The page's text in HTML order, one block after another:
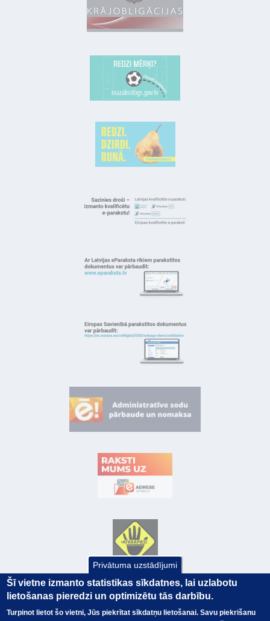
Privātuma uzstādījumi
Šī vietne izmanto statistikas sīkdatnes, lai uzlabotu
lietošanas pieredzi un optimizētu tās darbību.
Turpinot lietot šo vietni, Jūs piekrītat sīkdatņu lietošanai. Savu piekrišanu